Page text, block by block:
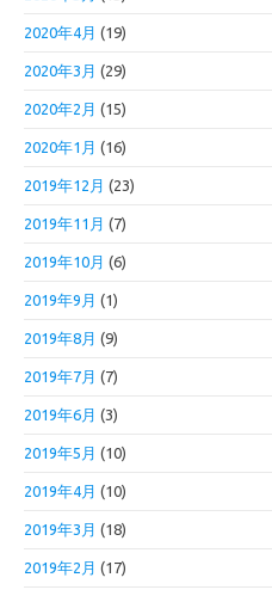
2020年4月 (19)
2020年3月 (29)
2020年2月 (15)
2020年1月 (16)
2019年12月 (23)
2019年11月 (7)
2019年10月 (6)
2019年9月 (1)
2019年8月 (9)
2019年7月 (7)
2019年6月 (3)
2019年5月 (10)
2019年4月 (10)
2019年3月 (18)
2019年2月 (17)